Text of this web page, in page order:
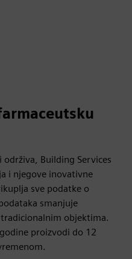
Building Services
i njegove inovativne
sve podatke o
smanjuje
objektima.
proizvodi do 12